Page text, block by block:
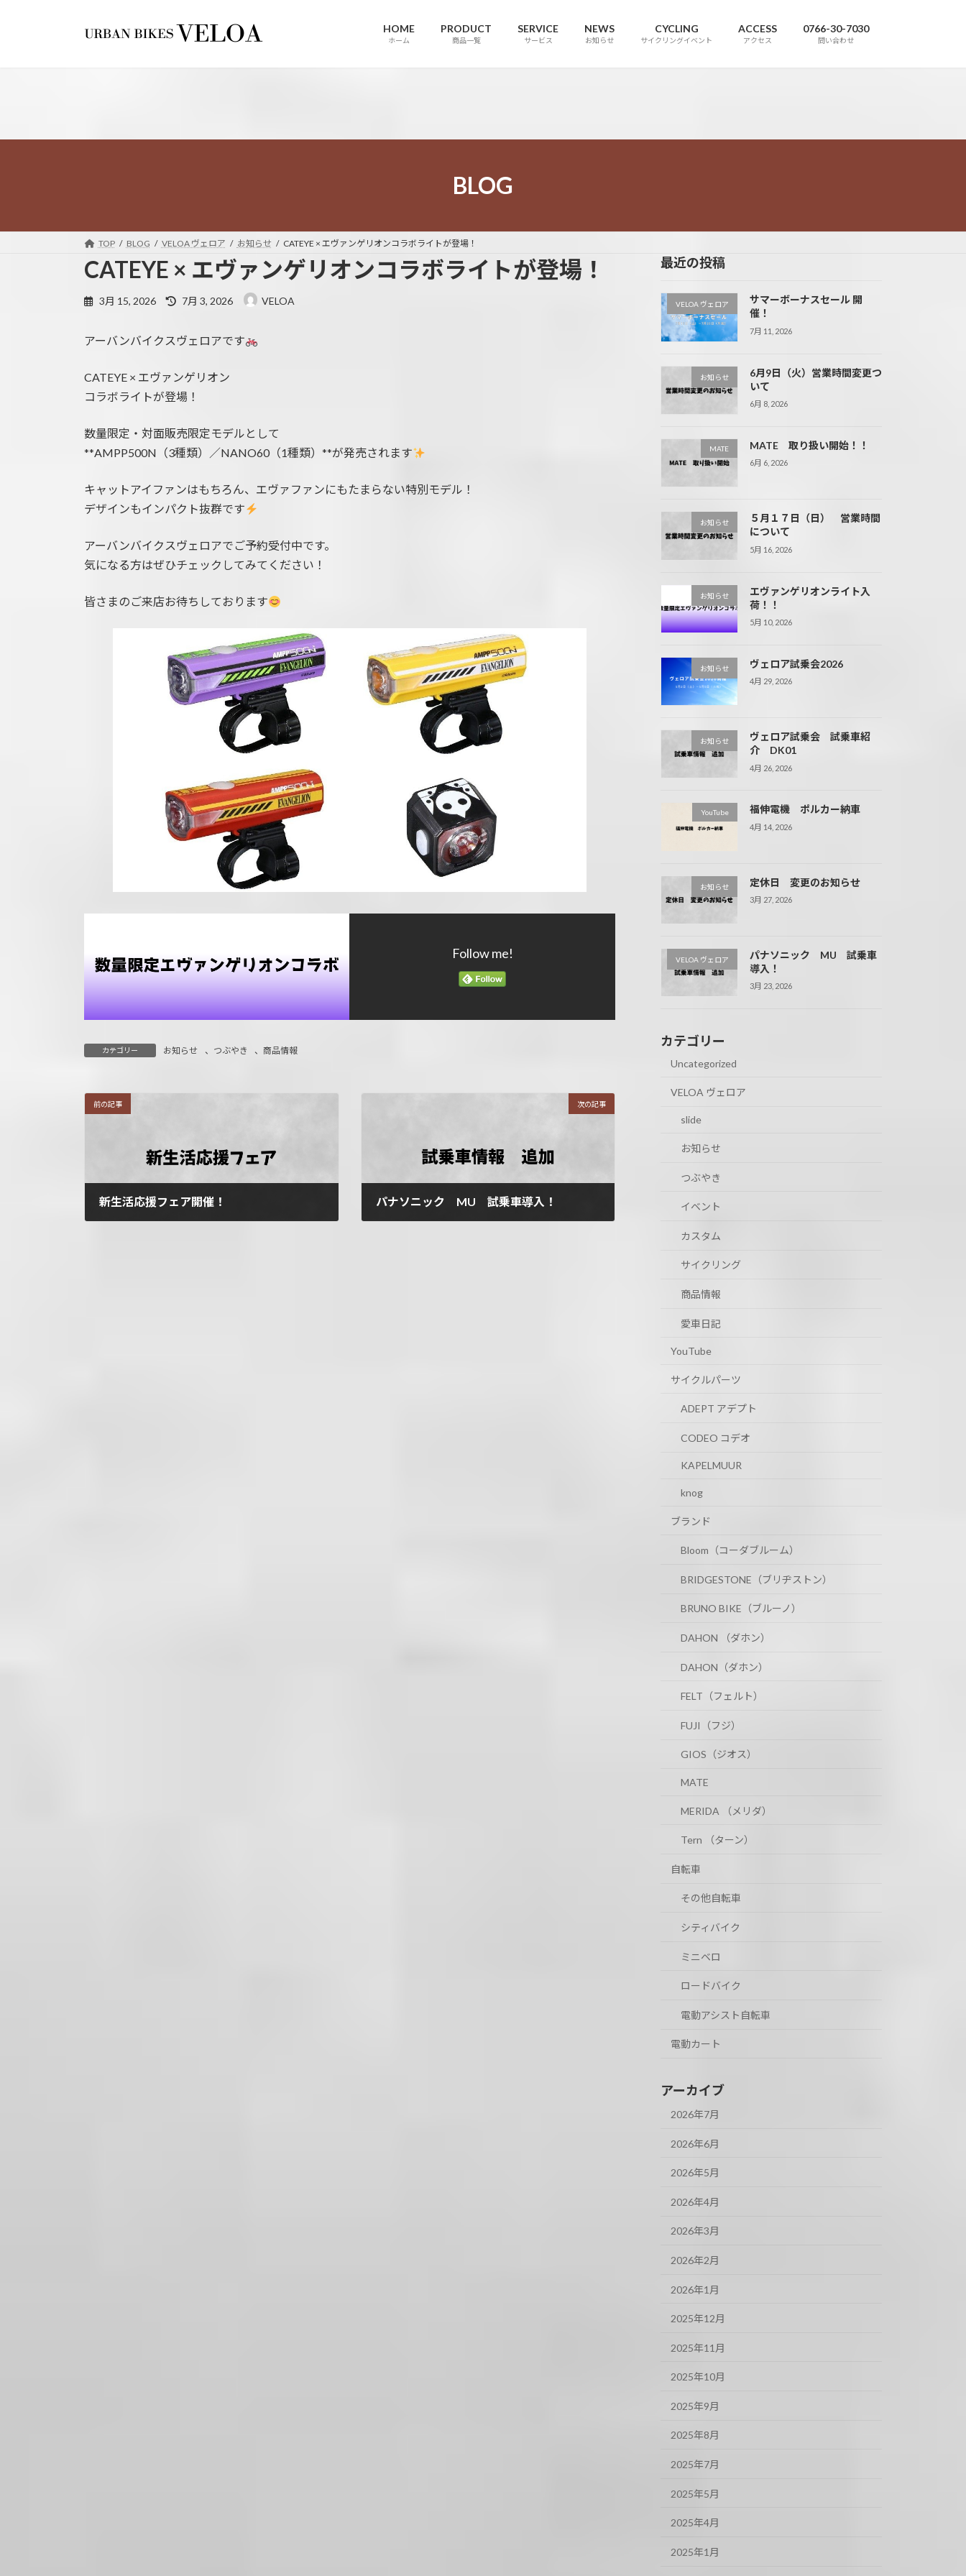
HOME
ホーム
PRODUCT
商品一覧
SERVICE
サービス
NEWS
お知らせ
CYCLING
サイクリングイベント
ACCESS
アクセス
0766-30-7030
問い合わせ
BLOG
TOP BLOG VELOA ヴェロア お知らせ CATEYE × エヴァンゲリオンコラボライトが登場！
CATEYE × エヴァンゲリオンコラボライトが登場！
3月 15, 2026
最
新
時
:
7月 3, 2026 VELOA
アーバンバイクスヴェロアです
CATEYE × エヴァンゲリオン
コラボライトが登場！
数量限定・対面販売限定モデルとして
**AMPP500N（3種類）／NANO60（1種類）**が発売されます
キャットアイファンはもちろん、エヴァファンにもたまらない特別モデル！
デザインもインパクト抜群です
アーバンバイクスヴェロアでご予約受付中です。
気になる方はぜひチェックしてみてください！
皆さまのご来店お待ちしております
Follow me!
カテゴリー お知らせ 、 つぶやき 、商品情報
前の記事
新生活応援フェア開催！
次の記事
パナソニック MU 試乗車導入！
最近の投稿
VELOA ヴェロア
サマーボーナスセール 開
催！
7月 11, 2026
お知らせ
6月9日（火）営業時間変更つ
いて
6月 8, 2026
MATE MATE 取り扱い開始！！
6月 6, 2026
お知らせ
５月１７日（日） 営業時間
について
5月 16, 2026
お知らせ
エヴァンゲリオンライト入
荷！！
5月 10, 2026
お知らせ ヴェロア試乗会2026
4月 29, 2026
お知らせ
ヴェロア試乗会 試乗車紹
介 DK01
4月 26, 2026
YouTube 福伸電機 ポルカー納車
4月 14, 2026
お知らせ 定休日 変更のお知らせ
3月 27, 2026
VELOA ヴェロア
パナソニック MU 試乗車
導入！
3月 23, 2026
カテゴリー
Uncategorized
VELOA ヴェロア
slide
お知らせ
つぶやき
イベント
カスタム
サイクリング
商品情報
愛車日記
YouTube
サイクルパーツ
ADEPT アデプト
CODEO コデオ
KAPELMUUR
knog
ブランド
Bloom（コーダブルーム）
BRIDGESTONE（ブリヂストン）
BRUNO BIKE（ブルーノ）
DAHON （ダホン）
DAHON（ダホン）
FELT（フェルト）
FUJI（フジ）
GIOS（ジオス）
MATE
MERIDA （メリダ）
Tern （ターン）
自転車
その他自転車
シティバイク
ミニベロ
ロードバイク
電動アシスト自転車
電動カート
アーカイブ
2026年7月
2026年6月
2026年5月
2026年4月
2026年3月
2026年2月
2026年1月
2025年12月
2025年11月
2025年10月
2025年9月
2025年8月
2025年7月
2025年5月
2025年4月
2025年1月